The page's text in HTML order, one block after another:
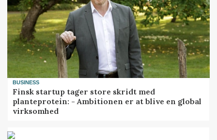
BUSINESS
Finsk startup tager store skridt med
planteprotein: - Ambitionen er at blive en global
virksomhed